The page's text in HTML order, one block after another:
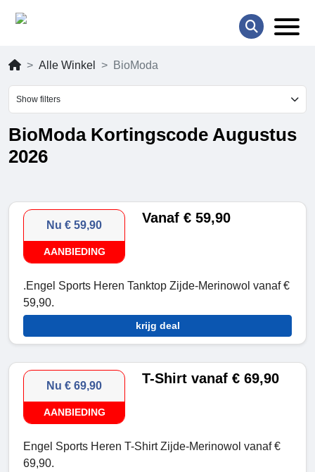
Alle Winkel BioModa
Show filters
BioModa Kortingscode Augustus
2026
Nu € 59,90
AANBIEDING
Vanaf € 59,90
.Engel Sports Heren Tanktop Zijde-Merinowol vanaf €
59,90.
krijg deal
Nu € 69,90
AANBIEDING
T-Shirt vanaf € 69,90
Engel Sports Heren T-Shirt Zijde-Merinowol vanaf €
69,90.